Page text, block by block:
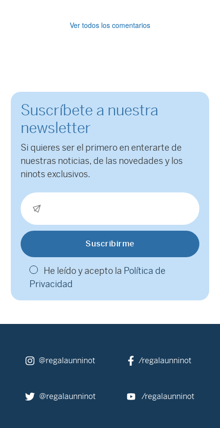
Ver todos los comentarios
Suscríbete a nuestra
newsletter
Si quieres ser el primero en enterarte de
nuestras noticias, de las novedades y los
ninots exclusivos.
He leído y acepto la Política de
Privacidad
@regalaunninot /regalaunninot
@regalaunninot /regalaunninot